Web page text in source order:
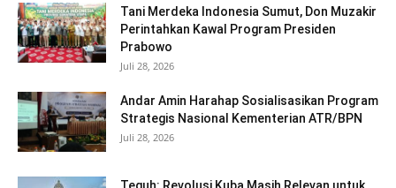
Tani Merdeka Indonesia Sumut, Don Muzakir
Perintahkan Kawal Program Presiden
Prabowo
Juli 28, 2026
Andar Amin Harahap Sosialisasikan Program
Strategis Nasional Kementerian ATR/BPN
Juli 28, 2026
Teguh: Revolusi Kuba Masih Relevan untuk